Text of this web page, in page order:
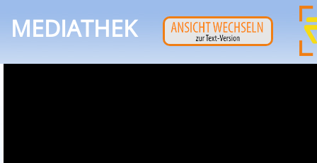
MEDIATHEK